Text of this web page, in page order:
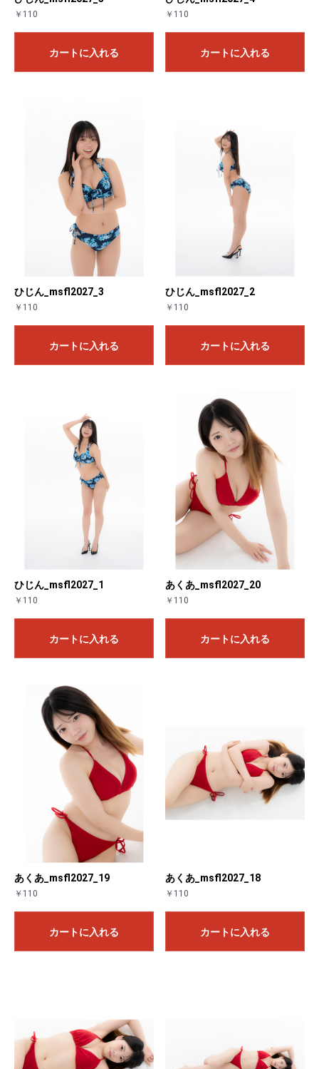
￥110
カートに入れる
￥110
カートに入れる
ひじん_msfl2027_3
￥110
カートに入れる
ひじん_msfl2027_2
￥110
カートに入れる
ひじん_msfl2027_1
￥110
カートに入れる
あくあ_msfl2027_20
￥110
カートに入れる
あくあ_msfl2027_19
￥110
カートに入れる
あくあ_msfl2027_18
￥110
カートに入れる
お買い物を続ける